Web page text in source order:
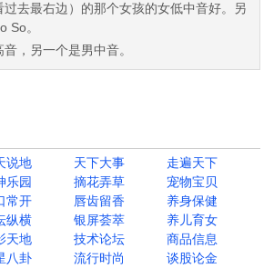
去最右边）的那个女孩的女低中音好。另
So。
，另一个是男中音。
说地 天下大事
走遍天下
乐园 摘花弄草
宠物宝贝
常开 唇齿留香
养身保健
纵横 银屏荟萃
养儿育女
天地 技术论坛
商品信息
八卦 流行时尚
谈股论金